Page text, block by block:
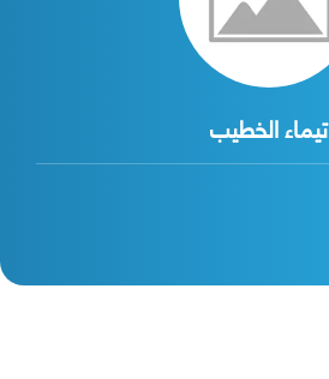
تيماء الخطيب